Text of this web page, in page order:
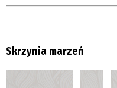
Skrzynia marzeń